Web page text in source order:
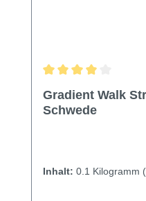
Gradient Walk
Schwede
Inhalt: 0.1 Kilogramm